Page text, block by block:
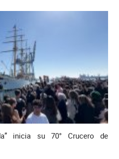
inicia su 70° Crucero de